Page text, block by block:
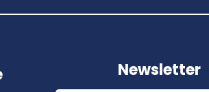
Newsletter